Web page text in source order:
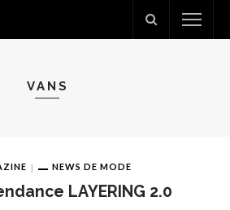
VANS
NEWS DE MODE
LAYERING 2.0